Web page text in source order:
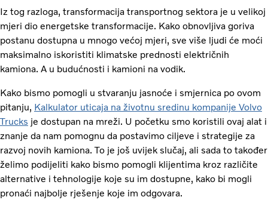
Iz tog razloga, transformacija transportnog sektora je u velikoj
mjeri dio energetske transformacije. Kako obnovljiva goriva
postanu dostupna u mnogo većoj mjeri, sve više ljudi će moći
maksimalno iskoristiti klimatske prednosti električnih
kamiona. A u budućnosti i kamioni na vodik.
Kako bismo pomogli u stvaranju jasnoće i smjernica po ovom
pitanju, Kalkulator uticaja na životnu sredinu kompanije Volvo
Trucks je dostupan na mreži. U početku smo koristili ovaj alat i
znanje da nam pomognu da postavimo ciljeve i strategije za
razvoj novih kamiona. To je još uvijek slučaj, ali sada to također
želimo podijeliti kako bismo pomogli klijentima kroz različite
alternative i tehnologije koje su im dostupne, kako bi mogli
pronaći najbolje rješenje koje im odgovara.